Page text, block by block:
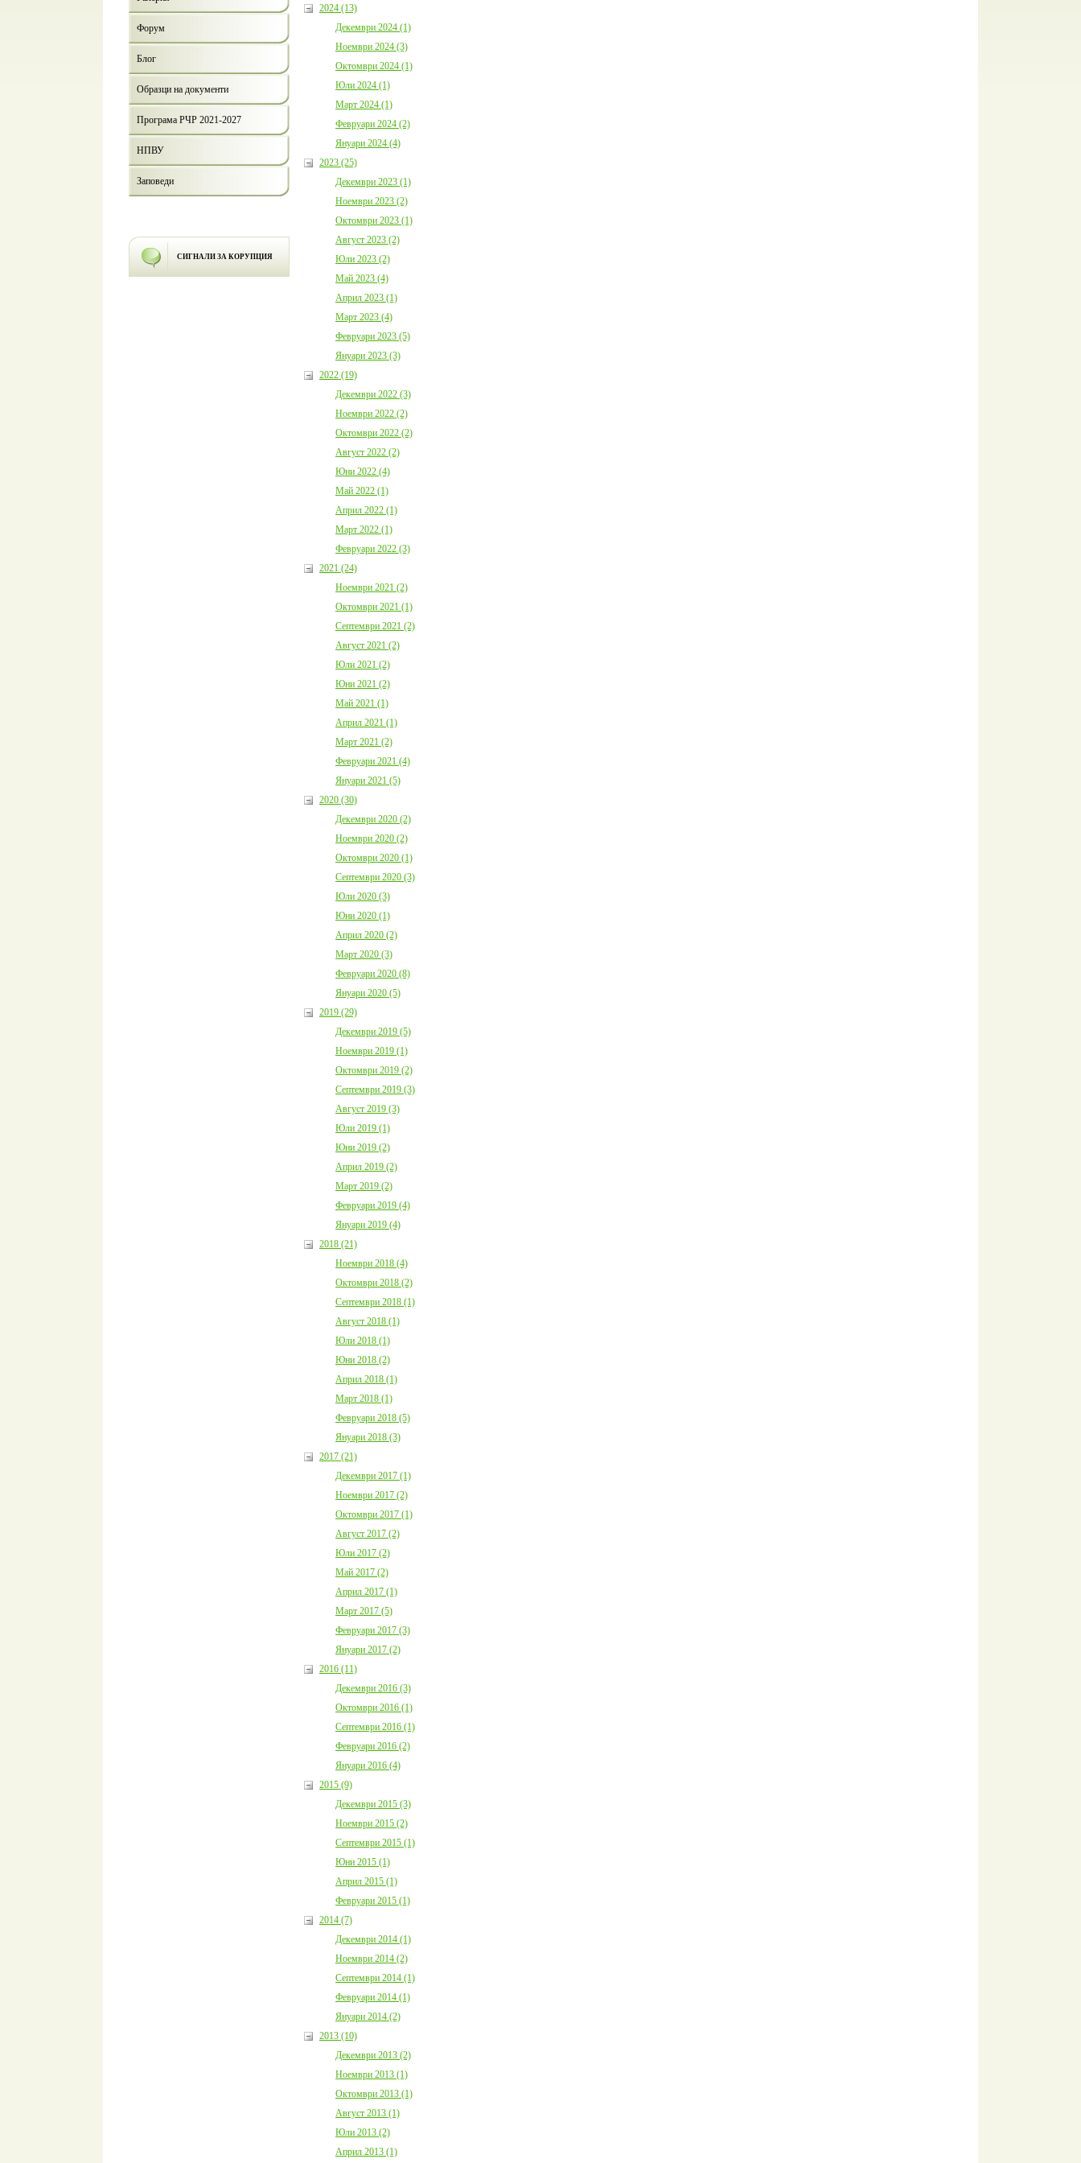
Форум
Блог
Образци на документи
Програма РЧР 2021-2027
НПВУ
Заповеди
СИГНАЛИ ЗА КОРУПЦИЯ
2024 (13)
Декември 2024 (1)
Ноември 2024 (3)
Октомври 2024 (1)
Юли 2024 (1)
Март 2024 (1)
Февруари 2024 (2)
Януари 2024 (4)
2023 (25)
Декември 2023 (1)
Ноември 2023 (2)
Октомври 2023 (1)
Август 2023 (2)
Юли 2023 (2)
Май 2023 (4)
Април 2023 (1)
Март 2023 (4)
Февруари 2023 (5)
Януари 2023 (3)
2022 (19)
Декември 2022 (3)
Ноември 2022 (2)
Октомври 2022 (2)
Август 2022 (2)
Юни 2022 (4)
Май 2022 (1)
Април 2022 (1)
Март 2022 (1)
Февруари 2022 (3)
2021 (24)
Ноември 2021 (2)
Октомври 2021 (1)
Септември 2021 (2)
Август 2021 (2)
Юли 2021 (2)
Юни 2021 (2)
Май 2021 (1)
Април 2021 (1)
Март 2021 (2)
Февруари 2021 (4)
Януари 2021 (5)
2020 (30)
Декември 2020 (2)
Ноември 2020 (2)
Октомври 2020 (1)
Септември 2020 (3)
Юли 2020 (3)
Юни 2020 (1)
Април 2020 (2)
Март 2020 (3)
Февруари 2020 (8)
Януари 2020 (5)
2019 (29)
Декември 2019 (5)
Ноември 2019 (1)
Октомври 2019 (2)
Септември 2019 (3)
Август 2019 (3)
Юли 2019 (1)
Юни 2019 (2)
Април 2019 (2)
Март 2019 (2)
Февруари 2019 (4)
Януари 2019 (4)
2018 (21)
Ноември 2018 (4)
Октомври 2018 (2)
Септември 2018 (1)
Август 2018 (1)
Юли 2018 (1)
Юни 2018 (2)
Април 2018 (1)
Март 2018 (1)
Февруари 2018 (5)
Януари 2018 (3)
2017 (21)
Декември 2017 (1)
Ноември 2017 (2)
Октомври 2017 (1)
Август 2017 (2)
Юли 2017 (2)
Май 2017 (2)
Април 2017 (1)
Март 2017 (5)
Февруари 2017 (3)
Януари 2017 (2)
2016 (11)
Декември 2016 (3)
Октомври 2016 (1)
Септември 2016 (1)
Февруари 2016 (2)
Януари 2016 (4)
2015 (9)
Декември 2015 (3)
Ноември 2015 (2)
Септември 2015 (1)
Юни 2015 (1)
Април 2015 (1)
Февруари 2015 (1)
2014 (7)
Декември 2014 (1)
Ноември 2014 (2)
Септември 2014 (1)
Февруари 2014 (1)
Януари 2014 (2)
2013 (10)
Декември 2013 (2)
Ноември 2013 (1)
Октомври 2013 (1)
Август 2013 (1)
Юли 2013 (2)
Април 2013 (1)